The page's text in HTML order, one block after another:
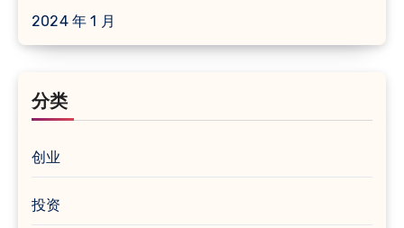
2024 年 1 月
分类
创业
投资